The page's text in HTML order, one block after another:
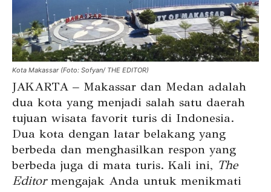
Kota Makassar (Foto: Sofyan/ THE EDITOR)
JAKARTA – Makassar dan Medan adalah
dua kota yang menjadi salah satu daerah
tujuan wisata favorit turis di Indonesia.
Dua kota dengan latar belakang yang
berbeda dan menghasilkan respon yang
berbeda juga di mata turis. Kali ini, The
Editormengajak Anda untuk menikmati